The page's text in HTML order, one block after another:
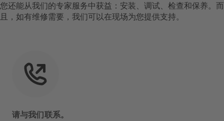
您还能从我们的专家服务中获益：安装、调试、检查和保养。而
且，如有维修需要，我们可以在现场为您提供支持。
请与我们联系。